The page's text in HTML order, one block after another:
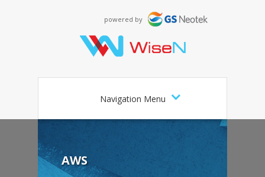
powered by
Navigation Menu
AWS